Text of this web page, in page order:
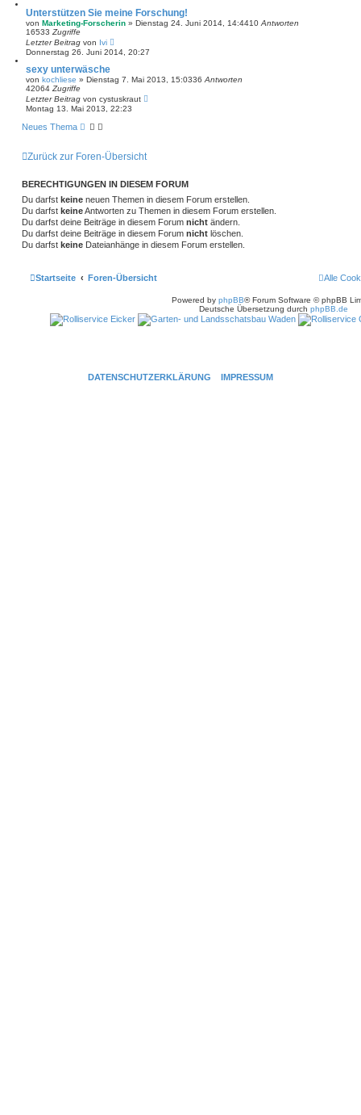
Unterstützen Sie meine Forschung!
von Marketing-Forscherin » Dienstag 24. Juni 2014, 14:4410 Antworten
16533 Zugriffe
Letzter Beitrag von Ivi
Donnerstag 26. Juni 2014, 20:27
sexy unterwäsche
von kochliese » Dienstag 7. Mai 2013, 15:0336 Antworten
42064 Zugriffe
Letzter Beitrag von cystuskraut
Montag 13. Mai 2013, 22:23
Neues Thema
Zurück zur Foren-Übersicht
BERECHTIGUNGEN IN DIESEM FORUM
Du darfst keine neuen Themen in diesem Forum erstellen.
Du darfst keineAntworten zu Themen in diesem Forum erstellen.
Du darfst deine Beiträge in diesem Forum nicht ändern.
Du darfst deine Beiträge in diesem Forum nicht löschen.
Du darfst keine Dateianhänge in diesem Forum erstellen.
Startseite Foren-Übersicht Alle
Powered by phpBB® Forum Software © phpBB
Deutsche Übersetzung durch phpBB.de
DATENSCHUTZERKLÄRUNG IMPRESSUM